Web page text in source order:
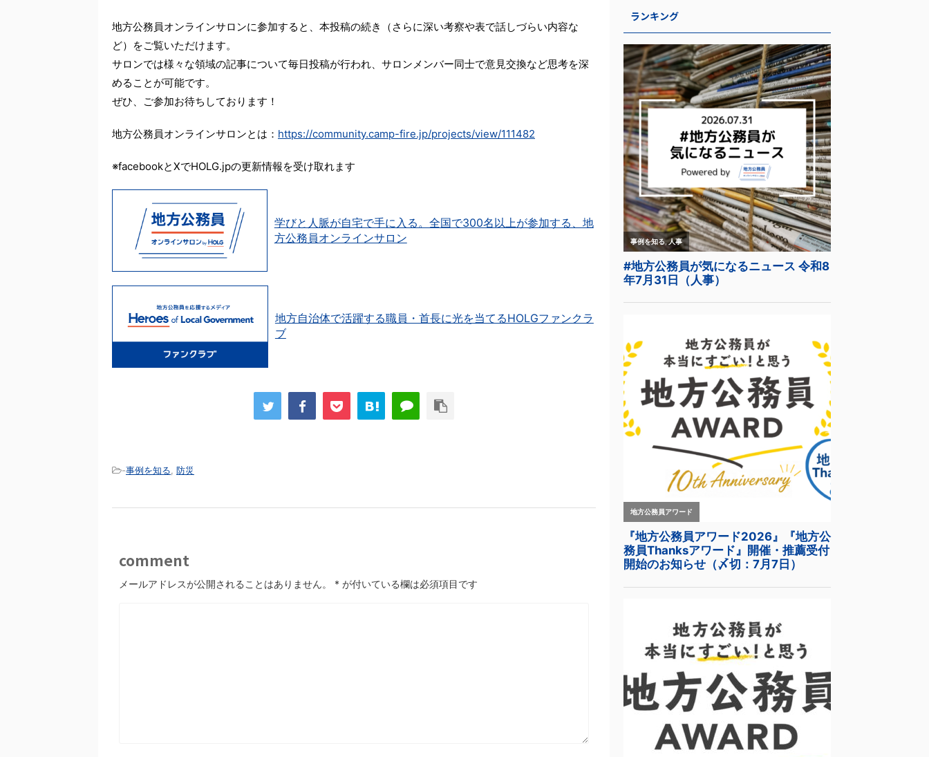
地方公務員オンラインサロンに参加すると、本投稿の続き（さらに深い考察や表で話しづらい内容な
ど）をご覧いただけます。
サロンでは様々な領域の記事について毎日投稿が行われ、サロンメンバー同士で意見交換など思考を深
めることが可能です。
ぜひ、ご参加お待ちしております！
地方公務員オンラインサロンとは： https://community.camp-fire.jp/projects/view/111482
※facebookとXでHOLG.jpの更新情報を受け取れます
学びと人脈が自宅で手に入る。全国で300名以上が参加する、地
方公務員オンラインサロン
地方自治体で活躍する職員・首長に光を当てるHOLGファンクラ
ブ
-事例を知る 防災
comment
メールアドレスが公開されることはありません。 * が付いている欄は必須項目です
ランキング